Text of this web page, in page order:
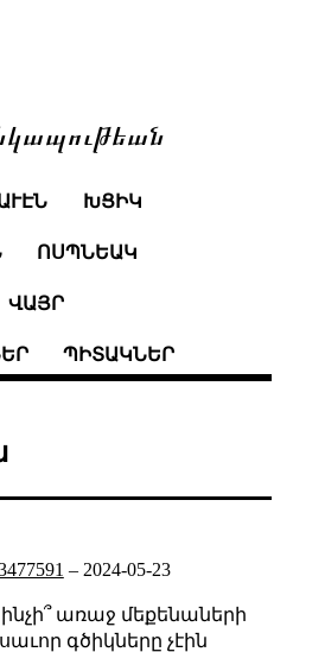
ԽՑԻԿ
ՈՍՊՆԵԱԿ
ՎԱՅՐ
ՊԻՏԱԿՆԵՐ
– 2024-05-23
առաջ մեքենաների
գծիկները չէին